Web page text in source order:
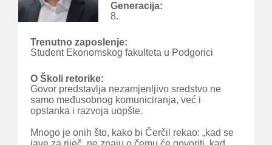
Generacija:
8.
Trenutno zaposlenje:
Student Ekonomskog fakulteta u Podgorici
O Školi retorike:
Govor predstavlja nezamjenljivo sredstvo ne
samo međusobnog komuniciranja, već i
opstanka i razvoja uopšte.
Mnogo je onih što, kako bi Čerčil rekao: „kad se